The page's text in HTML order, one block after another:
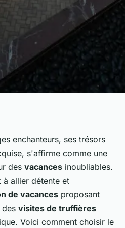
critères pour
de
avec des
et des visites
enchanteurs, ses trésors
s'affirme comme une
des vacances inoubliables.
à allier détente et
de vacances proposant
des visites de truffières
Voici comment choisir le